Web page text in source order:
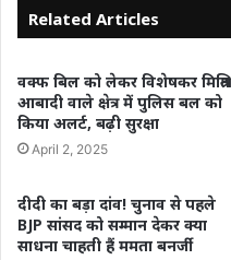
Related Articles
वक्फ बिल को लेकर विशेषकर मिश्रित
आबादी वाले क्षेत्र में पुलिस बल को
किया अलर्ट, बढ़ी सुरक्षा
April 2, 2025
दीदी का बड़ा दांव! चुनाव से पहले
BJP सांसद को सम्मान देकर क्या
साधना चाहती हैं ममता बनर्जी